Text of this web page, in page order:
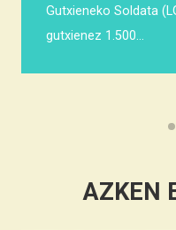
Gutxieneko Soldata
gutxienez 1.500…
AZKEN